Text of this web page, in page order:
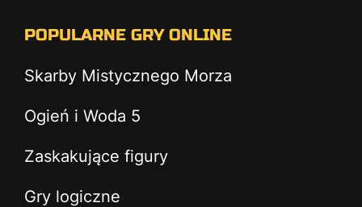
POPULARNE GRY ONLINE
Skarby Mistycznego Morza
Ogień i Woda 5
Zaskakujące figury
Gry logiczne